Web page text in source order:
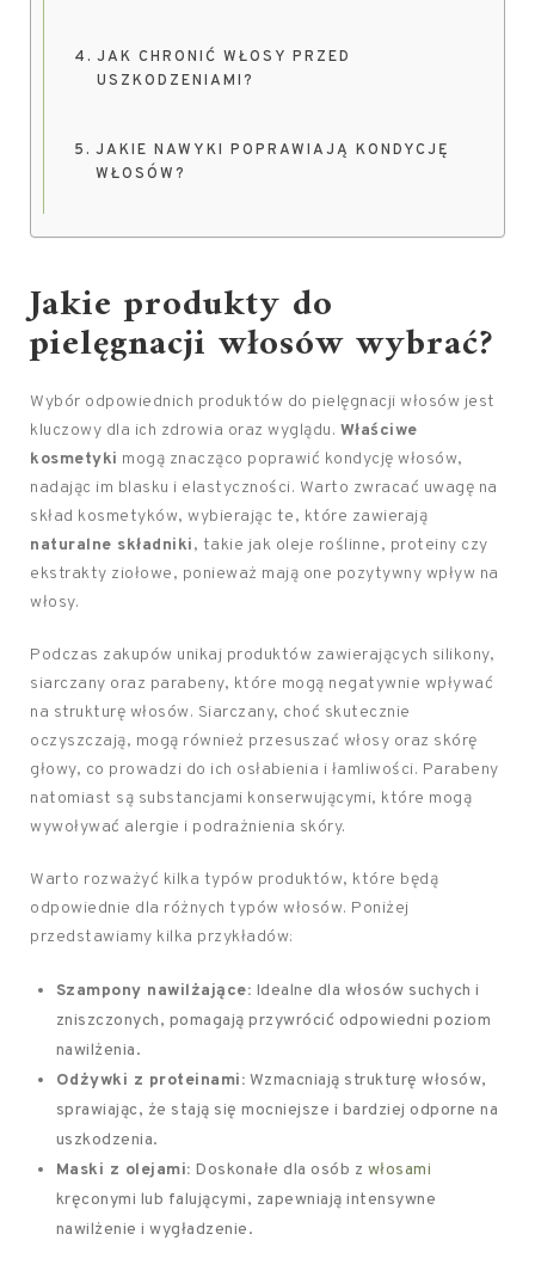
JAK CHRONIĆ WŁOSY PRZED
USZKODZENIAMI?
JAKIE NAWYKI POPRAWIAJĄ KONDYCJĘ
WŁOSÓW?
Jakie produkty do
pielęgnacji włosówwybrać?
Wybór odpowiednich produktów do pielęgnacji włosów jest
kluczowy dla ich zdrowia oraz wyglądu. Właściwe
kosmetyki mogą znacząco poprawić kondycję włosów,
nadając im blasku i elastyczności. Warto zwracać uwagę na
skład kosmetyków, wybierając te, które zawierają
naturalne składniki, takie jak oleje roślinne, proteiny czy
ekstrakty ziołowe, ponieważ mają one pozytywny wpływ na
włosy.
Podczas zakupów unikaj produktów zawierających silikony,
siarczany oraz parabeny, które mogą negatywnie wpływać
na strukturę włosów. Siarczany, choć skutecznie
oczyszczają, mogą również przesuszać włosy oraz skórę
głowy, co prowadzi do ich osłabienia i łamliwości. Parabeny
natomiast są substancjami konserwującymi, które mogą
wywoływać alergie i podrażnienia skóry.
Warto rozważyć kilka typów produktów, które będą
odpowiednie dla różnych typów włosów. Poniżej
przedstawiamy kilka przykładów:
Szampony nawilżające: Idealne dla włosów suchych i
zniszczonych, pomagają przywrócić odpowiedni poziom
nawilżenia.
Odżywki z proteinami: Wzmacniają strukturę włosów,
sprawiając, że stają się mocniejsze i bardziej odporne na
uszkodzenia.
Maski z olejami: Doskonałe dla osób z włosami
kręconymi lub falującymi, zapewniają intensywne
nawilżenie i wygładzenie.